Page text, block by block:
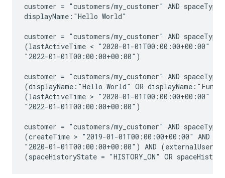
customer = "customers/my_customer" AND spaceType
displayName:"Hello World"
customer = "customers/my_customer" AND spaceType
(lastActiveTime < "2020-01-01T00:00:00+00:00"
"2022-01-01T00:00:00+00:00")
customer = "customers/my_customer" AND spaceType
(displayName:"Hello World" OR displayName:"Fun
(lastActiveTime > "2020-01-01T00:00:00+00:00"
"2022-01-01T00:00:00+00:00")
customer = "customers/my_customer" AND spaceType
(createTime > "2019-01-01T00:00:00+00:00" AND
"2020-01-01T00:00:00+00:00") AND